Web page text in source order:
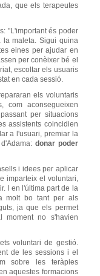
que els terapeutes
"L'important és poder
maleta.
Sigui quina
eines per ajudar en
per conèixer bé el
escoltar els usuaris
en cada sessió.
els voluntaris
com aconsegueixen
per situacions
assistents coincidien
a l'usuari, premiar la
donar poder
i idees per aplicar
imparteix el voluntari,
I en l'última part de la
molt bo tant per als
ja que els permet
moment no s'havien
voluntari de gestió.
de les sessions i el
sobre les teràpies
aquestes formacions